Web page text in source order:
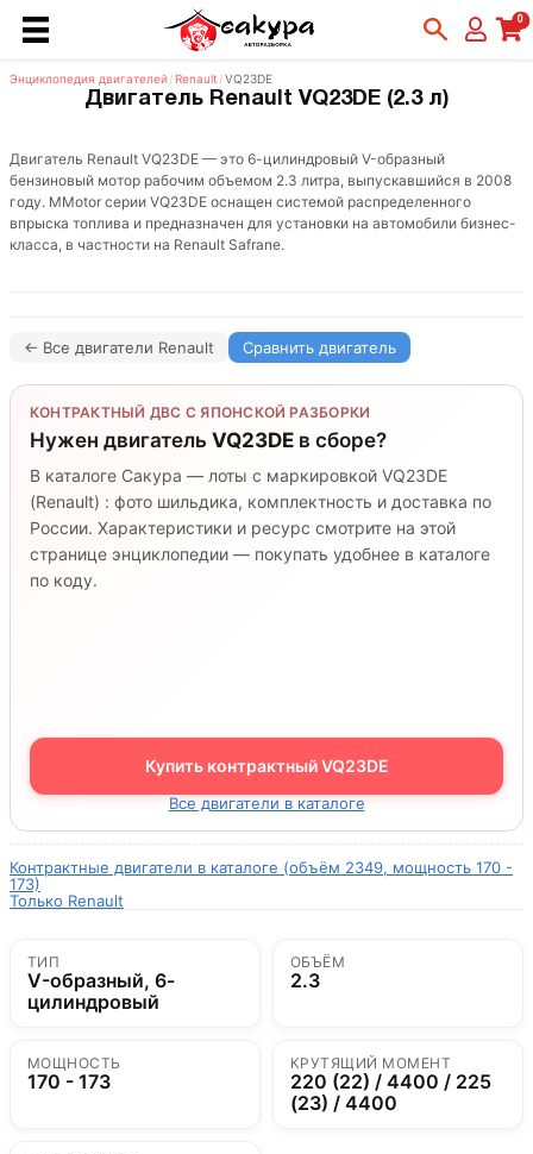
0
Энциклопедия двигателей/ Renault /VQ23DE
Двигатель Renault VQ23DE (2.3 л)
Двигатель Renault VQ23DE — это 6-цилиндровый V-образный
бензиновый мотор рабочим объемом 2.3 литра, выпускавшийся в 2008
году. МMotor серии VQ23DE оснащен системой распределенного
впрыска топлива и предназначен для установки на автомобили бизнес-
класса, в частности на Renault Safrane.
← Все двигатели Renault Сравнить двигатель
КОНТРАКТНЫЙ ДВС С ЯПОНСКОЙ РАЗБОРКИ
Нужен двигатель VQ23DE в сборе?
В каталоге Сакура — лоты с маркировкой VQ23DE
(Renault) : фото шильдика, комплектность и доставка по
России. Характеристики и ресурс смотрите на этой
странице энциклопедии — покупать удобнее в каталоге
по коду.
Купить контрактный VQ23DE
Все двигатели в каталоге
Контрактные двигатели в каталоге (объём 2349, мощность 170 -
173)
Только Renault
ТИП
V-образный, 6-
цилиндровый
ОБЪЁМ
2.3
МОЩНОСТЬ
170 - 173
КРУТЯЩИЙ МОМЕНТ
220 (22) / 4400 / 225
(23) / 4400